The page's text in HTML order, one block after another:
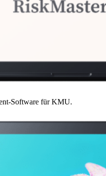
Software für KMU.